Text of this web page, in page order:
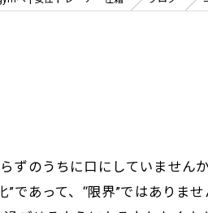
のうちに口にしていません
あって、“限界”ではありま